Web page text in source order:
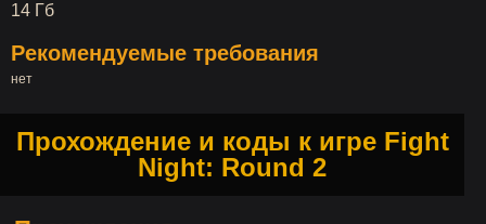
14 Гб
Рекомендуемые требования
нет
Прохождение и коды к игре Fight
Night: Round 2